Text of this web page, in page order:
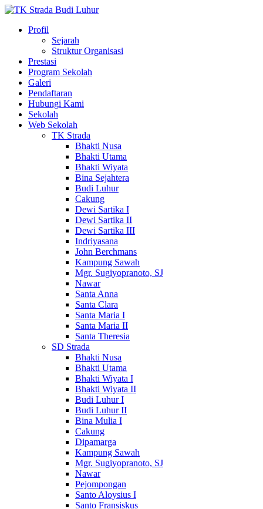
Profil
Sejarah
Struktur Organisasi
Prestasi
Program Sekolah
Galeri
Pendaftaran
Hubungi Kami
Sekolah
Web Sekolah
TK Strada
Bhakti Nusa
Bhakti Utama
Bhakti Wiyata
Bina Sejahtera
Budi Luhur
Cakung
Dewi Sartika I
Dewi Sartika II
Dewi Sartika III
Indriyasana
John Berchmans
Kampung Sawah
Mgr. Sugiyopranoto, SJ
Nawar
Santa Anna
Santa Clara
Santa Maria I
Santa Maria II
Santa Theresia
SD Strada
Bhakti Nusa
Bhakti Utama
Bhakti Wiyata I
Bhakti Wiyata II
Budi Luhur I
Budi Luhur II
Bina Mulia I
Cakung
Dipamarga
Kampung Sawah
Mgr. Sugiyopranoto, SJ
Nawar
Pejompongan
Santo Aloysius I
Santo Fransiskus